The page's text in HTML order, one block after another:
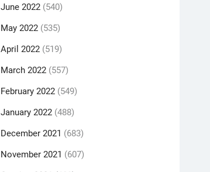
June 2022 (540)
May 2022 (535)
April 2022 (519)
March 2022 (557)
February 2022 (549)
January 2022 (488)
December 2021 (683)
November 2021 (607)